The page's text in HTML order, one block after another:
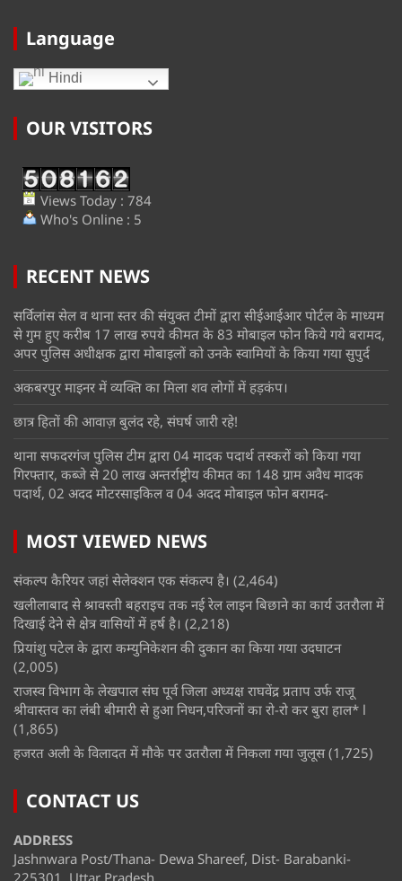
Language
Hindi
OUR VISITORS
Views Today : 784
Who's Online : 5
RECENT NEWS
सर्विलांस सेल व थाना स्तर की संयुक्त टीमों द्वारा सीईआईआर पोर्टल के माध्यम
से गुम हुए करीब 17 लाख रुपये कीमत के 83 मोबाइल फोन किये गये बरामद,
अपर पुलिस अधीक्षक द्वारा मोबाइलों को उनके स्वामियों के किया गया सुपुर्द
अकबरपुर माइनर में व्यक्ति का मिला शव लोगों में हड़कंप।
छात्र हितों की आवाज़ बुलंद रहे, संघर्ष जारी रहे!
थाना सफदरगंज पुलिस टीम द्वारा 04 मादक पदार्थ तस्करों को किया गया
गिरफ्तार, कब्जे से 20 लाख अन्तर्राष्ट्रीय कीमत का 148 ग्राम अवैध मादक
पदार्थ, 02 अदद मोटरसाइकिल व 04 अदद मोबाइल फोन बरामद-
MOST VIEWED NEWS
संकल्प कैरियर जहां सेलेक्शन एक संकल्प है। (2,464)
खलीलाबाद से श्रावस्ती बहराइच तक नई रेल लाइन बिछाने का कार्य उतरौला में
दिखाई देने से क्षेत्र वासियों में हर्ष है। (2,218)
प्रियांशु पटेल के द्वारा कम्युनिकेशन की दुकान का किया गया उदघाटन
(2,005)
राजस्व विभाग के लेखपाल संघ पूर्व जिला अध्यक्ष राघवेंद्र प्रताप उर्फ राजू
श्रीवास्तव का लंबी बीमारी से हुआ निधन,परिजनों का रो-रो कर बुरा हाल* l
(1,865)
हजरत अली के विलादत में मौके पर उतरौला में निकला गया जुलूस (1,725)
CONTACT US
ADDRESS
Jashnwara Post/Thana- Dewa Shareef, Dist- Barabanki-